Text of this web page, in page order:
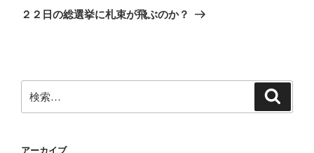
ゲ
ン
の
２２日の総選挙に札束が飛ぶのか？
索:
アーカイブ